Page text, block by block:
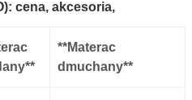
cena, akcesoria,
**Materac
dmuchany**